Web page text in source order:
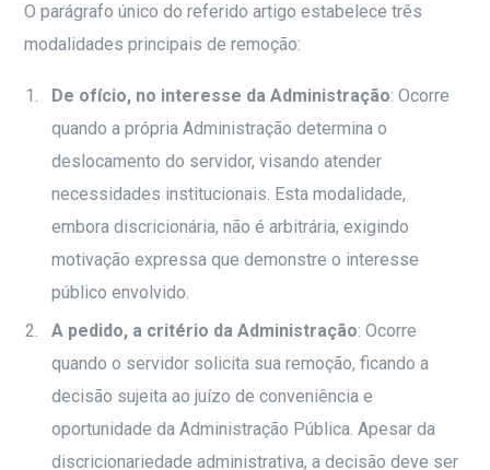
O parágrafo único do referido artigo estabelece três
modalidades principais de remoção:
De ofício, no interesse da Administração: Ocorre
quando a própria Administração determina o
deslocamento do servidor, visando atender
necessidades institucionais. Esta modalidade,
embora discricionária, não é arbitrária, exigindo
motivação expressa que demonstre o interesse
público envolvido.
A pedido, a critério da Administração: Ocorre
quando o servidor solicita sua remoção, ficando a
decisão sujeita ao juízo de conveniência e
oportunidade da Administração Pública. Apesar da
discricionariedade administrativa, a decisão deve ser